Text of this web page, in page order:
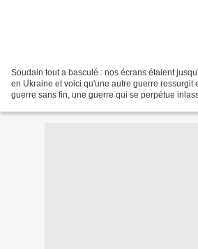
Soudain tout a basculé : nos écrans étaient
en Ukraine et voici qu'une autre guerre ressurgit
guerre sans fin, une guerre qui se perpétue